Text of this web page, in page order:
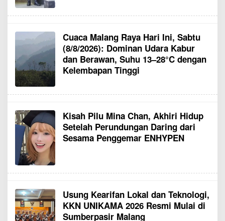
Cuaca Malang Raya Hari Ini, Sabtu
(8/8/2026): Dominan Udara Kabur
dan Berawan, Suhu 13–28°C dengan
Kelembapan Tinggi
Kisah Pilu Mina Chan, Akhiri Hidup
Setelah Perundungan Daring dari
Sesama Penggemar ENHYPEN
Usung Kearifan Lokal dan Teknologi,
KKN UNIKAMA 2026 Resmi Mulai di
Sumberpasir Malang